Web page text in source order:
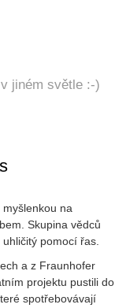
jiném světle :-)
na
Skupina vědců
pomocí řas.
a z Fraunhofer
projektu pustili do
spotřebovávají